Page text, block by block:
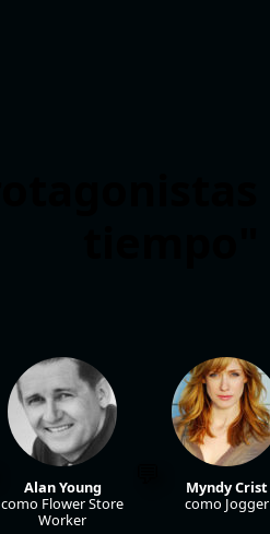
Alan Young
como Flower Store
Worker
Myndy Crist
como Jogger